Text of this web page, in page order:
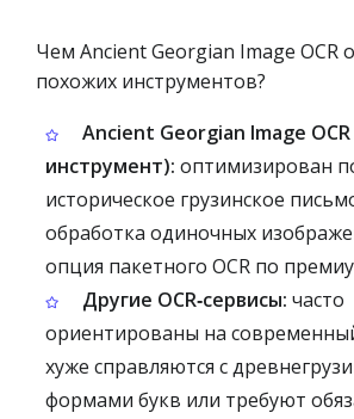
Чем Ancient Georgian Image OCR
похожих инструментов?
Ancient Georgian Image
инструмент): оптимизирован
историческое грузинское
обработка одиночных
опция пакетного OCR по
Другие OCR‑сервисы: часто
ориентированы на
хуже справляются с
формами букв или требуют